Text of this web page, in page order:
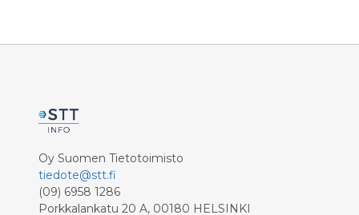
Eventsin kanssa yhteistyössä
Eventsin
Oy Suomen Tietotoimisto
tiedote@stt.fi
(09) 6958 1286
Porkkalankatu 20 A, 00180 HELSINKI